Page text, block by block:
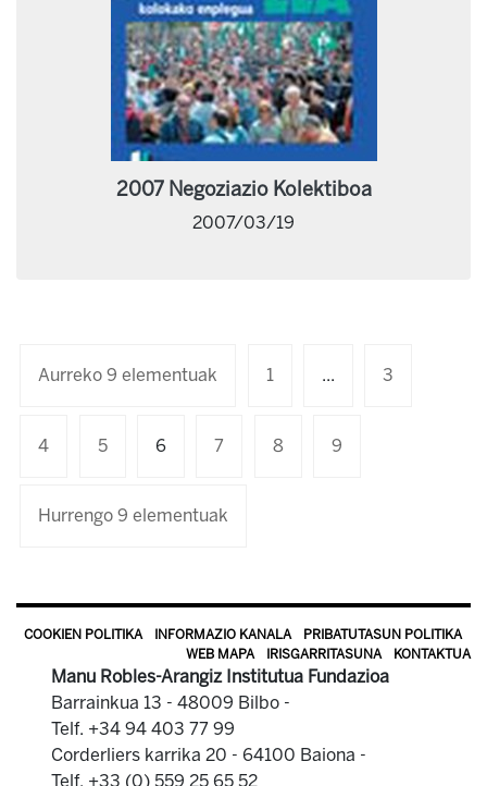
2007 Negoziazio Kolektiboa
2007/03/19
Aurreko 9 elementuak 1 ... 3
4 5 6 7 8 9
Hurrengo 9 elementuak
COOKIEN POLITIKA INFORMAZIO KANALA
PRIBATUTASUN POLITIKA
WEB MAPA
IRISGARRITASUNA KONTAKTUA
Manu Robles-Arangiz Institutua Fundazioa
Barrainkua 13 - 48009 Bilbo -
Telf. +34 94 403 77 99
Corderliers karrika 20 - 64100 Baiona -
Telf. +33 (0) 559 25 65 52